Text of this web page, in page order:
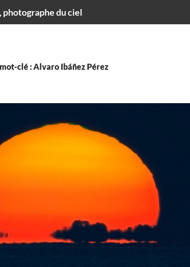
du ciel
clé : Alvaro Ibáñez Pérez